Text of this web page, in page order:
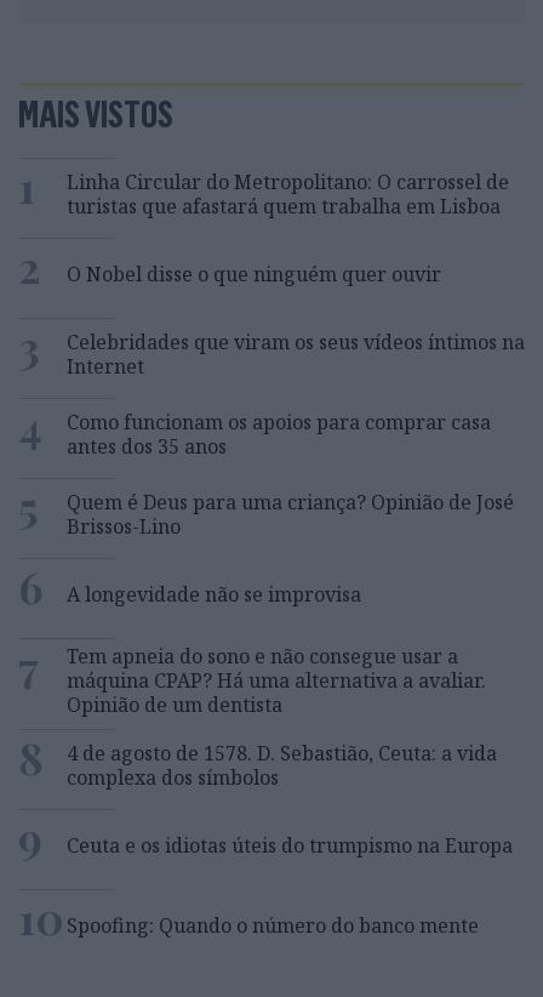
MAIS VISTOS
1
Linha Circular do Metropolitano: O carrossel de
turistas que afastará quem trabalha em Lisboa
2 O Nobel disse o que ninguém quer ouvir
3
Celebridades que viram os seus vídeos íntimos na
Internet
4
Como funcionam os apoios para comprar casa
antes dos 35 anos
5
Quem é Deus para uma criança? Opinião de José
Brissos-Lino
6 A longevidade não se improvisa
7
Tem apneia do sono e não consegue usar a
máquina CPAP? Há uma alternativa a avaliar.
Opinião de um dentista
8
4 de agosto de 1578. D. Sebastião, Ceuta: a vida
complexa dos símbolos
9 Ceuta e os idiotas úteis do trumpismo na Europa
10 Spoofing: Quando o número do banco mente